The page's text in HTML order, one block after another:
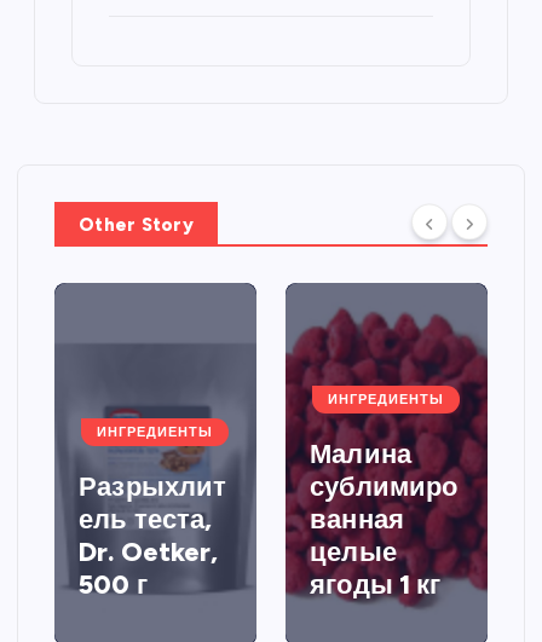
Other Story
ИНГРЕДИЕНТЫ
Разрыхлит
ель теста,
Dr. Oetker,
500 г
ИНГРЕДИЕНТЫ
Малина
сублимиро
ванная
целые
ягоды 1 кг